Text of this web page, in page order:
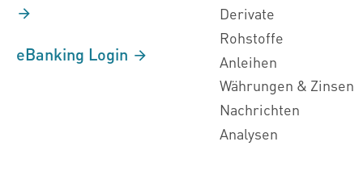
eBanking Login
Derivate
Rohstoffe
Anleihen
Währungen & Zinsen
Nachrichten
Analysen